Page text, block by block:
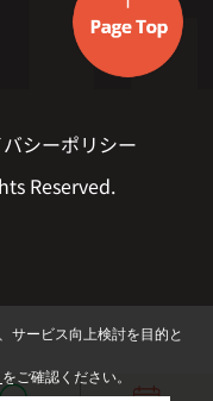
シーポリシー
Reserved.
サービス向上検討を目的と
をご確認ください。